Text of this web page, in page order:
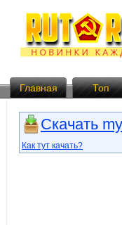
Главная Топ
Скачать
Как тут качать?